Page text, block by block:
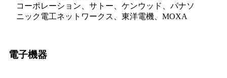
コーポレーション、サトー、ケンウッド、パナソ
ニック電工ネットワークス、東洋電機、MOXA
電子機器